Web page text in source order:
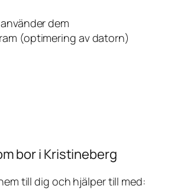
dem
(optimering av datorn)
bor i Kristineberg
till dig och hjälper till med: